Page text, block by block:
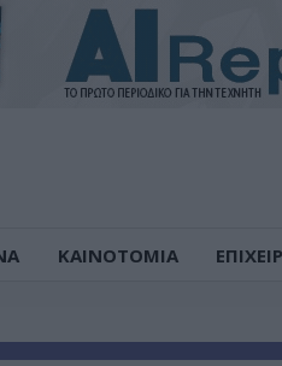
ΚΑΙΝΟΤΟΜΙΑ